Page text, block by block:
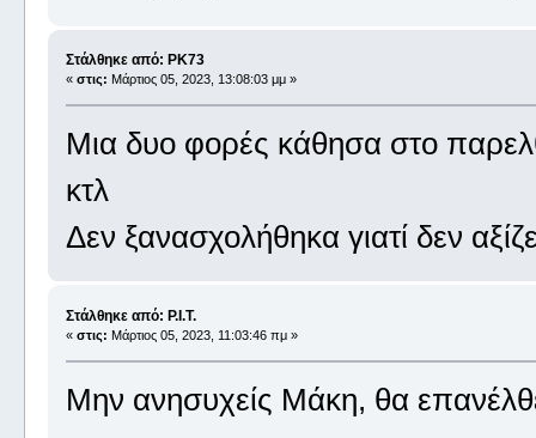
Στάλθηκε από: PK73
« στις: Μάρτιος 05, 2023, 13:08:03 μμ »
Μια δυο φορές κάθησα στο
κτλ
Δεν ξανασχολήθηκα γιατί δεν
Στάλθηκε από: P.I.T.
« στις: Μάρτιος 05, 2023, 11:03:46 πμ »
Μην ανησυχείς Μάκη, θα